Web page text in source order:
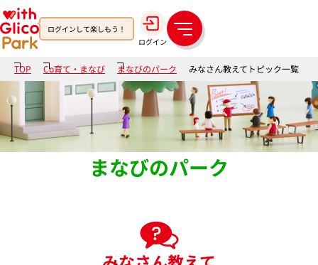
ログインして楽しもう！
ログイン
メ
ニ
ュ
ー
TOP Co育て・まなび まなびのパーク みなさん教えてトピック一覧
まなびのパーク